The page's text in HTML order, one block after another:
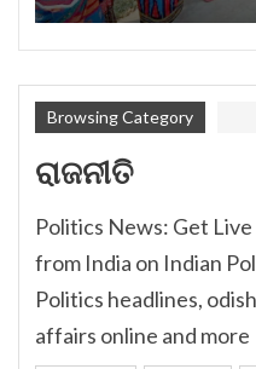
Browsing Category
ରାଜନୀତି
Politics News: Get
from India on Indian
Politics headlines,
affairs online and more